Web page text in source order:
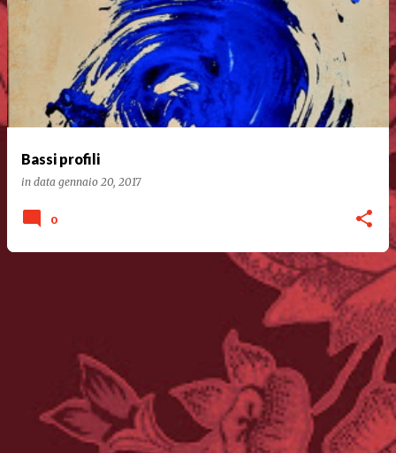
Bassi profili
in data gennaio 20, 2017
0